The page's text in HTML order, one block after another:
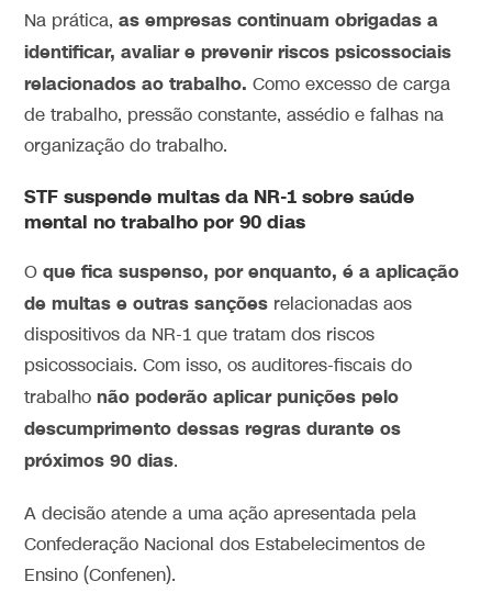
Na prática,as empresas continuam obrigadas a
identificar, avaliar e prevenir riscos psicossociais
relacionados ao trabalho. Como excesso de carga
de trabalho, pressão constante, assédio e falhas na
organização do trabalho.
STF suspende multas da NR-1 sobre saúde
mental no trabalho por 90 dias
Oque fica suspenso, por enquanto, é a aplicação
de multas e outras sanções relacionadas aos
dispositivos da NR-1 que tratam dos riscos
psicossociais. Com isso, os auditores-fiscais do
trabalhonão poderão aplicar punições pelo
descumprimento dessas regras durante os
próximos 90 dias.
A decisão atende a uma ação apresentada pela
Confederação Nacional dos Estabelecimentos de
Ensino (Confenen).